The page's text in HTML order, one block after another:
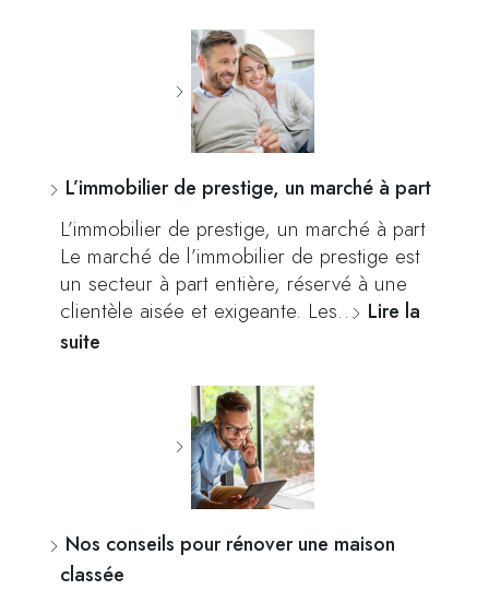
L’immobilier de prestige, un marché à part
L’immobilier de prestige, un marché à part
Le marché de l’immobilier de prestige est
un secteur à part entière, réservé à une
clientèle aisée et exigeante. Les… Lire la
suite
Nos conseils pour rénover une maison
classée